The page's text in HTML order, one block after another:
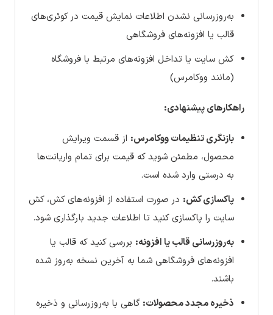
به‌روزرسانی نشدن اطلاعات نمایش قیمت در کوئری‌های
قالب یا افزونه‌های فروشگاهی
کش سایت یا تداخل افزونه‌های مرتبط با فروشگاه
(مانند ووکامرس)
راهکارهای پیشنهادی:
بازنگری تنظیمات ووکامرس: از قسمت ویرایش
محصول، مطمئن شوید که قیمت برای تمام واریانت‌ها
به درستی وارد شده است.
پاکسازی کش: در صورت استفاده از افزونه‌های کش، کش
سایت را پاکسازی کنید تا اطلاعات جدید بارگذاری شود.
به‌روزرسانی قالب یا افزونه: بررسی کنید که قالب یا
افزونه‌های فروشگاهی شما به آخرین نسخه به‌روز شده
باشند.
ذخیره مجدد محصولات: گاهی با به‌روزرسانی و ذخیره